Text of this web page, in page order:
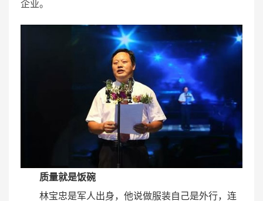
企业。
质量就是饭碗
林宝忠是军人出身，他说做服装自己是外行，连